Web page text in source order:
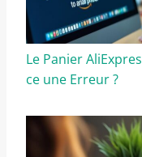
Le Panier
ce une Erreur ?